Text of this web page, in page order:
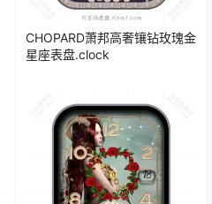
CHOPARD萧邦高奢镶钻玫瑰金
星座表盘.clock